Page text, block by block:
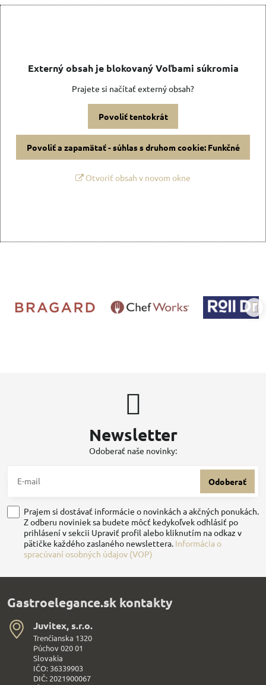
Externý obsah je blokovaný Voľbami súkromia
Prajete si načítať externý obsah?
Povoliť tentokrát
Povoliť a zapamätať - súhlas s druhom cookie: Funkčné
Otvoriť obsah v novom okne
Newsletter
Odoberať naše novinky:
Odoberať
Prajem si dostávať informácie o novinkách a akčných ponukách.
Z odberu noviniek sa budete môcť kedykoľvek odhlásiť po
prihlásení v sekcii Upraviť profil alebo kliknutím na odkaz v
pätičke každého zaslaného newslettera. Informácia o
spracúvaní osobných údajov (VOP)
Gastroelegance.sk kontakty
Juvitex, s​.r​.o​.
Trenčianska 1320
Púchov 020 01
Slovakia
IČO: 36339903
DIČ: 2021900067